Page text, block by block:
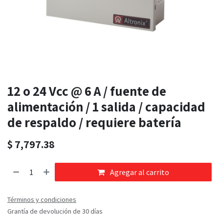
12 o 24 Vcc @ 6 A / fuente de
alimentación / 1 salida / capacidad
de respaldo / requiere batería
$ 7,797.38
Agregar al carrito
Términos y condiciones
Grantía de devolución de 30 días